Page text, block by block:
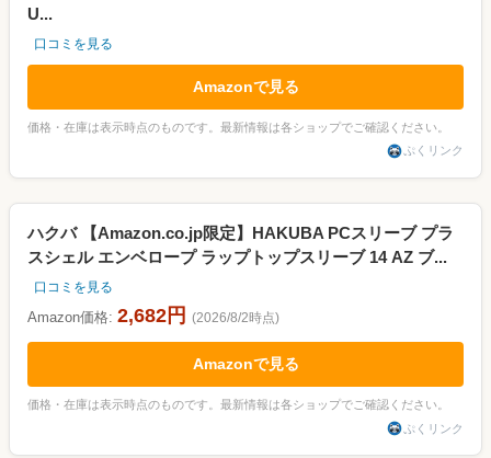
U...
口コミを見る
Amazonで見る
価格・在庫は表示時点のものです。最新情報は各ショップでご確認ください。
ぷくリンク
ハクバ 【Amazon.co.jp限定】HAKUBA PCスリーブ プラ
スシェル エンベロープ ラップトップスリーブ 14 AZ ブ...
口コミを見る
Amazon価格: 2,682円 (2026/8/2時点)
Amazonで見る
価格・在庫は表示時点のものです。最新情報は各ショップでご確認ください。
ぷくリンク